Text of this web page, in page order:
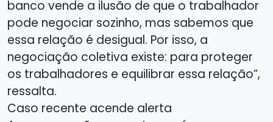
banco vende a ilusão de que o trabalhador
pode negociar sozinho, mas sabemos que
essa relação é desigual. Por isso, a
negociação coletiva existe: para proteger
os trabalhadores e equilibrar essa relação”,
ressalta.
Caso recente acende alerta